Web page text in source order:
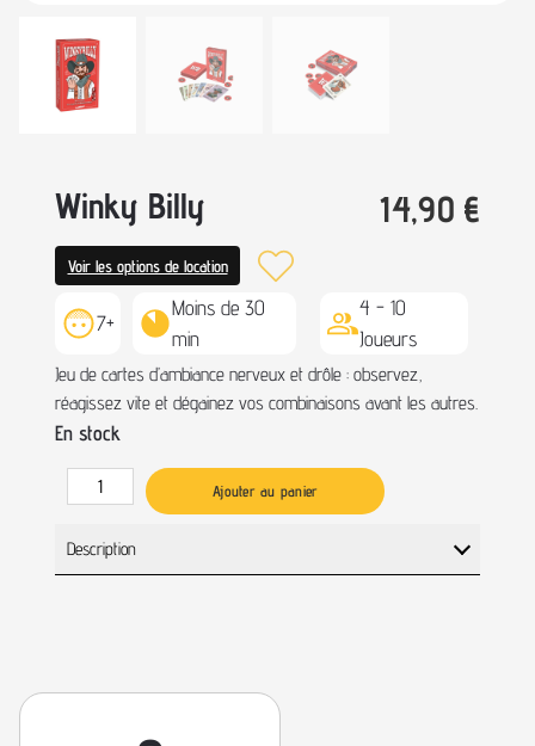
Winky Billy 14,90 €
Voir les options de location
7+
Moins de 30
min
4 - 10
Joueurs
Jeu de cartes d’ambiance nerveux et drôle : observez,
réagissez vite et dégainez vos combinaisons avant les autres.
En stock
Ajouter au panier
Description